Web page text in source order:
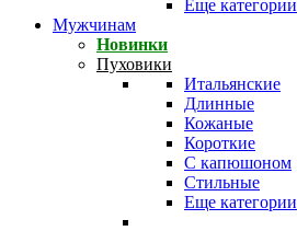
Еще категории
Мужчинам
Новинки
Пуховики
Итальянские
Длинные
Кожаные
Короткие
С капюшоном
Стильные
Еще категории